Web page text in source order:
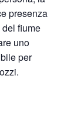
presenza
fiume
uno
per